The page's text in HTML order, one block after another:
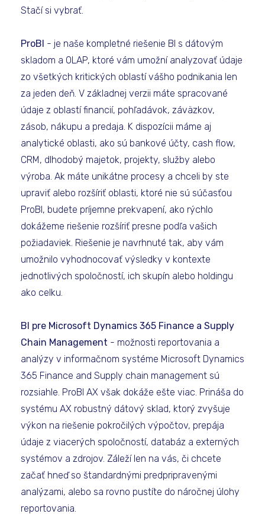
Stačí si vybrať.
ProBI - je naše kompletné riešenie BI s dátovým
skladom a OLAP, ktoré vám umožní analyzovať údaje
zo všetkých kritických oblastí vášho podnikania len
za jeden deň. V základnej verzii máte spracované
údaje z oblastí financií, pohľadávok, záväzkov,
zásob, nákupu a predaja. K dispozícii máme aj
analytické oblasti, ako sú bankové účty, cash flow,
CRM, dlhodobý majetok, projekty, služby alebo
výroba. Ak máte unikátne procesy a chceli by ste
upraviť alebo rozšíriť oblasti, ktoré nie sú súčasťou
ProBI, budete príjemne prekvapení, ako rýchlo
dokážeme riešenie rozšíriť presne podľa vašich
požiadaviek. Riešenie je navrhnuté tak, aby vám
umožnilo vyhodnocovať výsledky v kontexte
jednotlivých spoločností, ich skupín alebo holdingu
ako celku.
BI pre Microsoft Dynamics 365 Finance a Supply
Chain Management - možnosti reportovania a
analýzy v informačnom systéme Microsoft Dynamics
365 Finance and Supply chain management sú
rozsiahle. ProBI AX však dokáže ešte viac. Prináša do
systému AX robustný dátový sklad, ktorý zvyšuje
výkon na riešenie pokročilých výpočtov, prepája
údaje z viacerých spoločností, databáz a externých
systémov a zdrojov. Záleží len na vás, či chcete
začať hneď so štandardnými predpripravenými
analýzami, alebo sa rovno pustíte do náročnej úlohy
reportovania.